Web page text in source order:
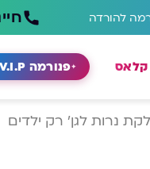
להורדה
קלאס פנורמה V.I.P
נרות לגן’ רק ילדים